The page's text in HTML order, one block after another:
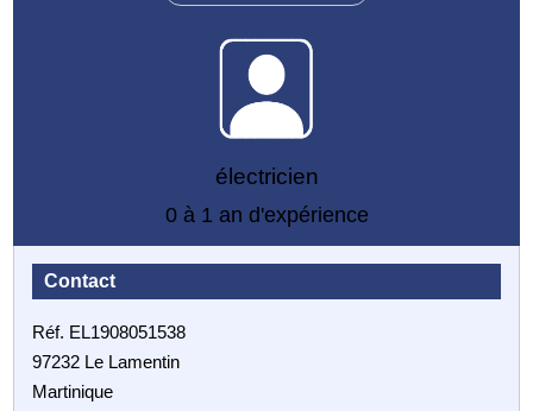
électricien
0 à 1 an d'expérience
Contact
Réf. EL1908051538
97232 Le Lamentin
Martinique